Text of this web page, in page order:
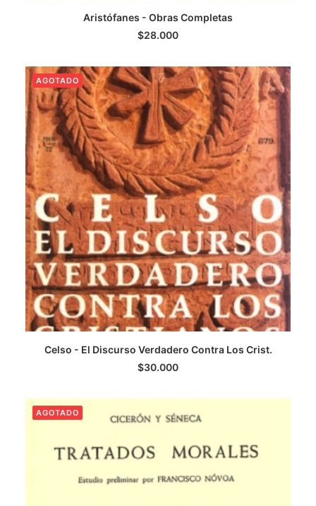
LEER MÁS
Aristófanes - Obras Completas
$28.000
AGOTADO
LEER MÁS
Celso - El Discurso Verdadero Contra Los Crist.
$30.000
AGOTADO